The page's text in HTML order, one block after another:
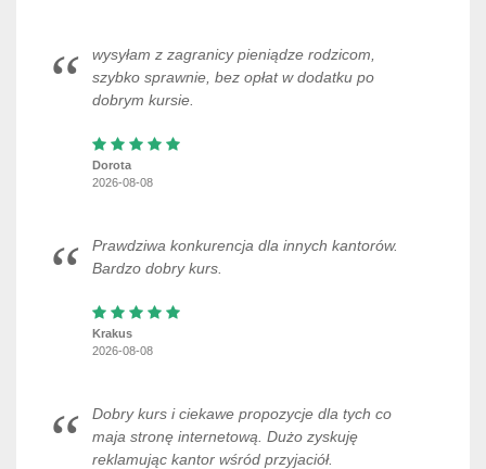
wysyłam z zagranicy pieniądze rodzicom,
szybko sprawnie, bez opłat w dodatku po
dobrym kursie.
Dorota
2026-08-08
Prawdziwa konkurencja dla innych kantorów.
Bardzo dobry kurs.
Krakus
2026-08-08
Dobry kurs i ciekawe propozycje dla tych co
maja stronę internetową. Dużo zyskuję
reklamując kantor wśród przyjaciół.